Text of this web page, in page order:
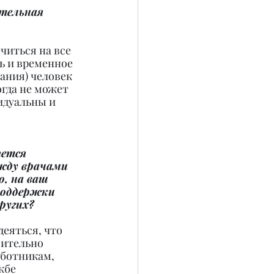
на все
и временное
человек
не может
и
врачами
на ваш
что